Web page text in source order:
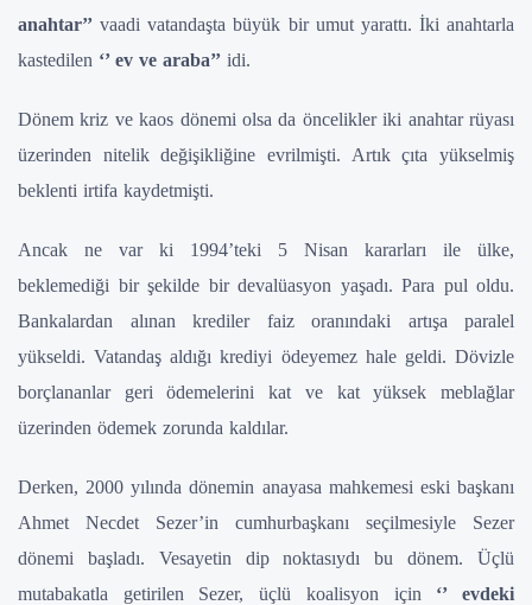
anahtar’’ vaadi vatandaşta büyük bir umut yarattı. İki anahtarla
kastedilen ‘’ ev ve araba’’ idi.
Dönem kriz ve kaos dönemi olsa da öncelikler iki anahtar rüyası
üzerinden nitelik değişikliğine evrilmişti. Artık çıta yükselmiş
beklenti irtifa kaydetmişti.
Ancak ne var ki 1994’teki 5 Nisan kararları ile ülke,
beklemediği bir şekilde bir devalüasyon yaşadı. Para pul oldu.
Bankalardan alınan krediler faiz oranındaki artışa paralel
yükseldi. Vatandaş aldığı krediyi ödeyemez hale geldi. Dövizle
borçlananlar geri ödemelerini kat ve kat yüksek meblağlar
üzerinden ödemek zorunda kaldılar.
Derken, 2000 yılında dönemin anayasa mahkemesi eski başkanı
Ahmet Necdet Sezer’in cumhurbaşkanı seçilmesiyle Sezer
dönemi başladı. Vesayetin dip noktasıydı bu dönem. Üçlü
mutabakatla getirilen Sezer, üçlü koalisyon için ‘’ evdeki